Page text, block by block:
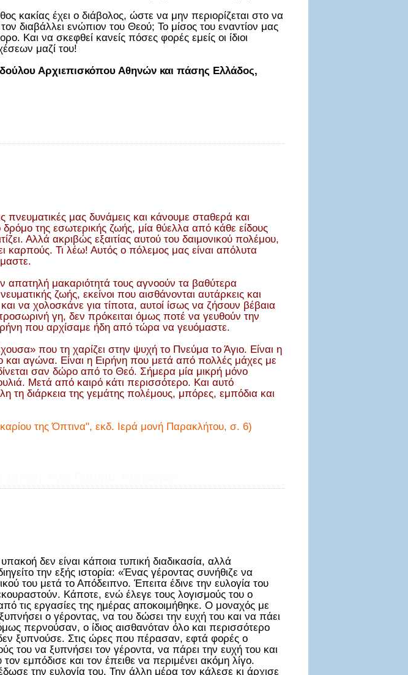
κακίας έχει ο διάβολος, ώστε να μην περιορίζεται στο να
διαβάλλει ενώπιον του Θεού; Το μίσος του εναντίον μας
Και να σκεφθεί κανείς πόσες φορές εμείς οι ίδιοι
μαζί του!
Αρχιεπισκόπου Αθηνών και πάσης Ελλάδος,
μας δυνάμεις και κάνουμε σταθερά και
της εσωτερικής ζωής, μία θύελλα από κάθε είδους
Αλλά ακριβώς εξαιτίας αυτού του δαιμονικού πολέμου,
καρπούς. Τι λέω! Αυτός ο πόλεμος μας είναι απόλυτα
απατηλή μακαριότητά τους αγνοούν τα βαθύτερα
ζωής, εκείνοι που αισθάνονται αυτάρκεις και
και να χολοσκάνε για τίποτα, αυτοί ίσως να ζήσουν βέβαια
γη, δεν πρόκειται όμως ποτέ να γευθούν την
που αρχίσαμε ήδη από τώρα να γευόμαστε.
που τη χαρίζει στην ψυχή το Πνεύμα το Άγιο. Είναι η
αγώνα. Είναι η Ειρήνη που μετά από πολλές μάχες με
σαν δώρο από το Θεό. Σήμερα μία μικρή μόνο
Μετά από καιρό κάτι περισσότερο. Και αυτό
τη διάρκεια της γεμάτης πολέμους, μπόρες, εμπόδια και
της Όπτινα", εκδ. Ιερά μονή Παρακλήτου, σ. 6)
δεν είναι κάποια τυπική διαδικασία, αλλά
την εξής ιστορία: «Ένας γέροντας συνήθιζε να
του μετά το Απόδειπνο. Έπειτα έδινε την ευλογία του
Κάποτε, ενώ έλεγε τους λογισμούς του ο
τις εργασίες της ημέρας αποκοιμήθηκε. Ο μοναχός με
ο γέροντας, να του δώσει την ευχή του και να πάει
περνούσαν, ο ίδιος αισθανόταν όλο και περισσότερο
ξυπνούσε. Στις ώρες που πέρασαν, εφτά φορές ο
του να ξυπνήσει τον γέροντα, να πάρει την ευχή του και
εμπόδισε και τον έπειθε να περιμένει ακόμη λίγο.
την ευλογία του. Την άλλη μέρα τον κάλεσε κι άρχισε